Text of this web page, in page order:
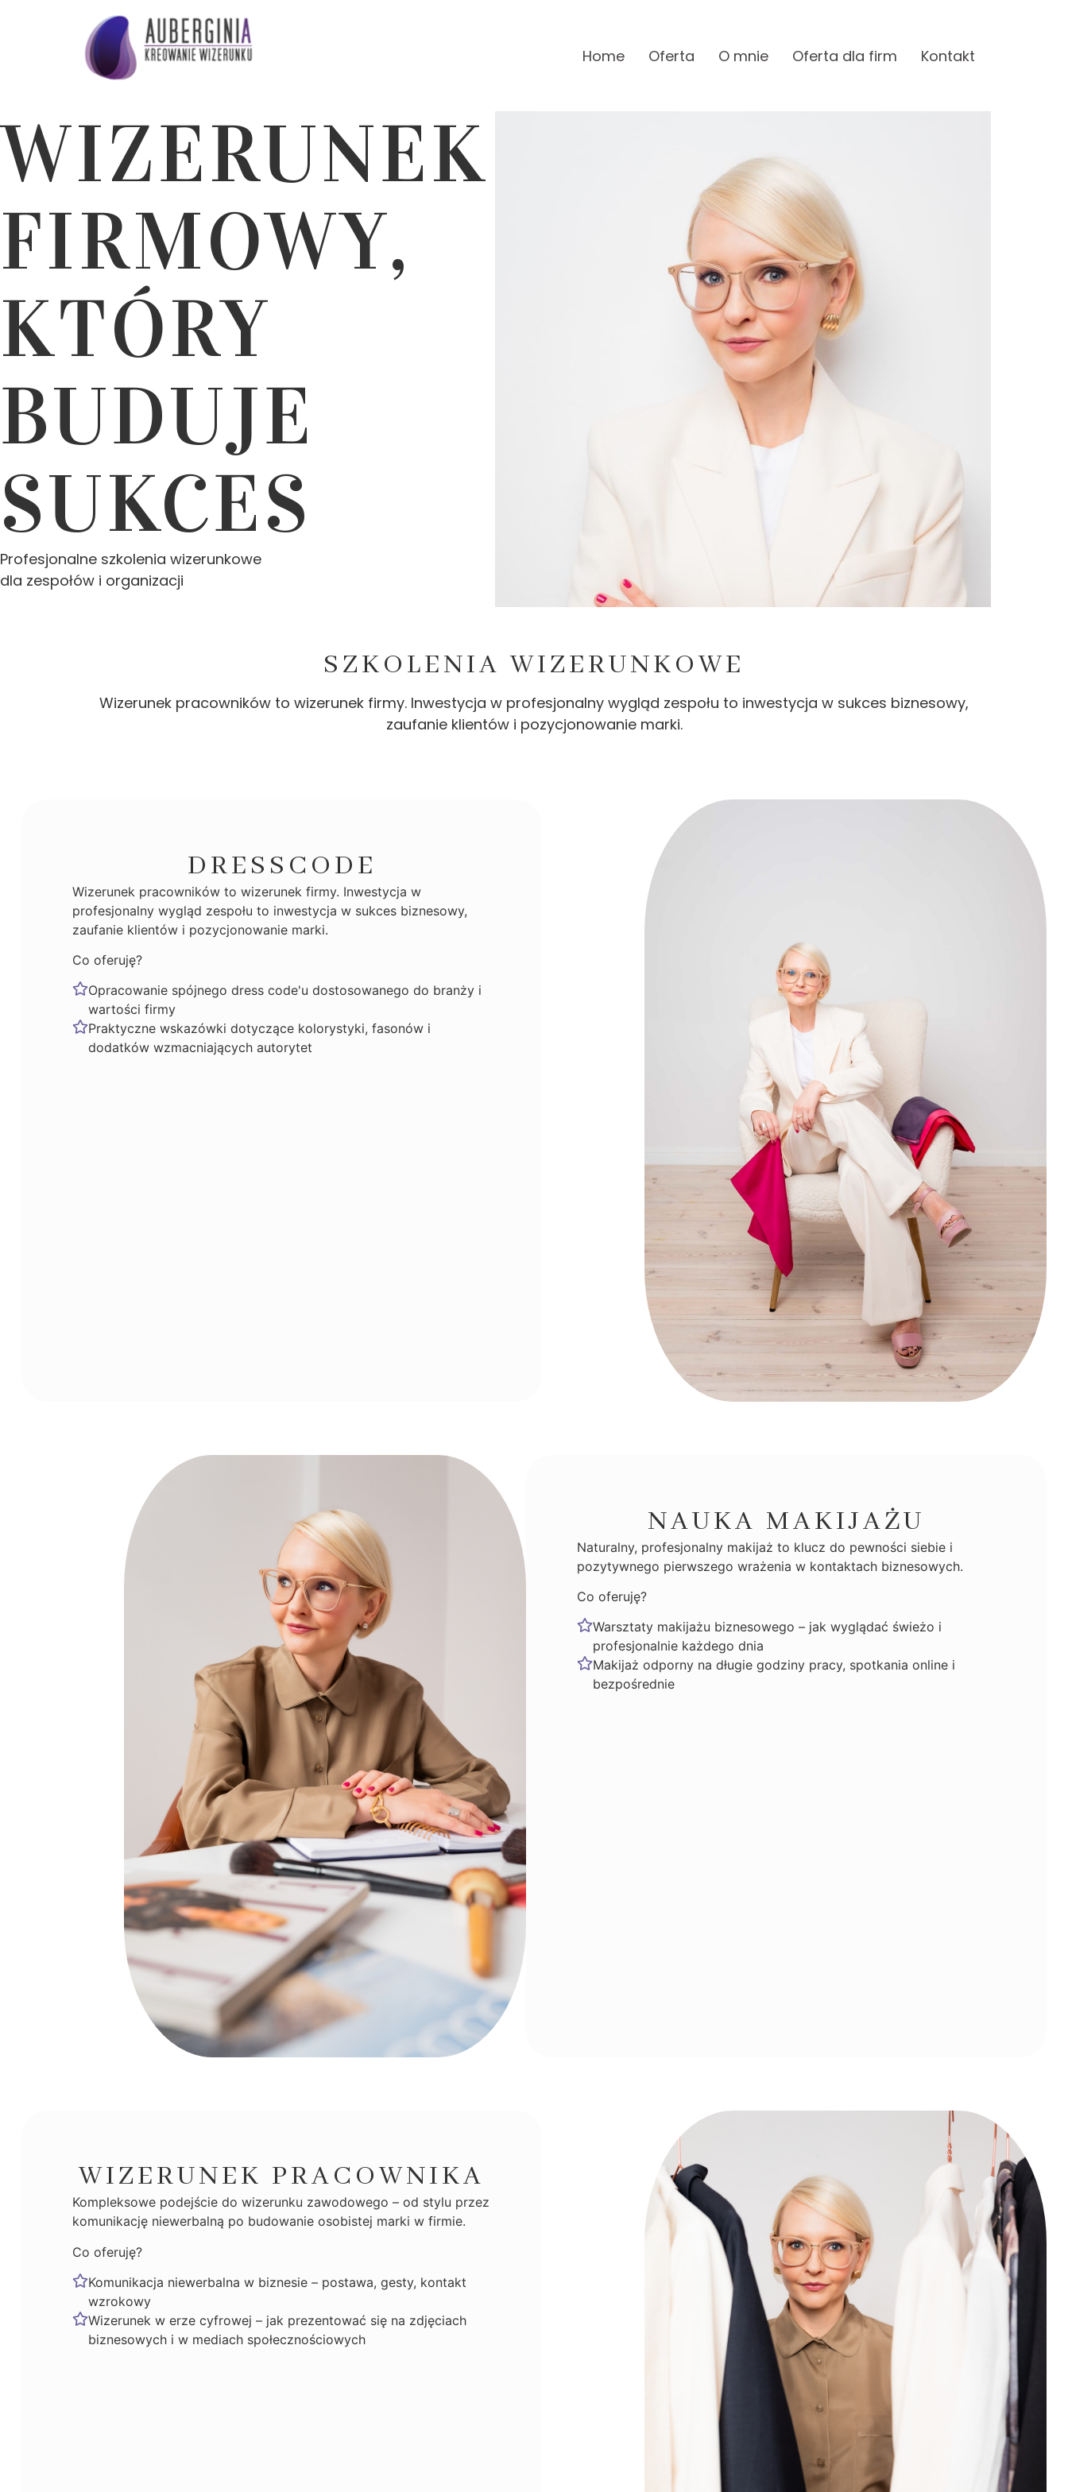
Home Oferta O mnie Oferta dla firm Kontakt
WIZERUNEK
FIRMOWY,
KTÓRY
BUDUJE
SUKCES
Profesjonalne szkolenia wizerunkowe
dla zespołów i organizacji
SZKOLENIA WIZERUNKOWE
Wizerunek pracowników to wizerunek firmy. Inwestycja w profesjonalny wygląd zespołu to inwestycja w sukces biznesowy,
zaufanie klientów i pozycjonowanie marki.
DRESSCODE
Wizerunek pracowników to wizerunek firmy. Inwestycja w
profesjonalny wygląd zespołu to inwestycja w sukces biznesowy,
zaufanie klientów i pozycjonowanie marki.
Co oferuję?
Opracowanie spójnego dress code'u dostosowanego do branży i
wartości firmy
Praktyczne wskazówki dotyczące kolorystyki, fasonów i
dodatków wzmacniających autorytet
NAUKA MAKIJAŻU
Naturalny, profesjonalny makijaż to klucz do pewności siebie i
pozytywnego pierwszego wrażenia w kontaktach biznesowych.
Co oferuję?
Warsztaty makijażu biznesowego – jak wyglądać świeżo i
profesjonalnie każdego dnia
Makijaż odporny na długie godziny pracy, spotkania online i
bezpośrednie
WIZERUNEK PRACOWNIKA
Kompleksowe podejście do wizerunku zawodowego – od stylu przez
komunikację niewerbalną po budowanie osobistej marki w firmie.
Co oferuję?
Komunikacja niewerbalna w biznesie – postawa, gesty, kontakt
wzrokowy
Wizerunek w erze cyfrowej – jak prezentować się na zdjęciach
biznesowych i w mediach społecznościowych